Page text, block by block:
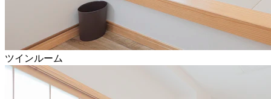
ツインルーム